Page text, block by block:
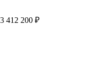
3 412 200 ₽